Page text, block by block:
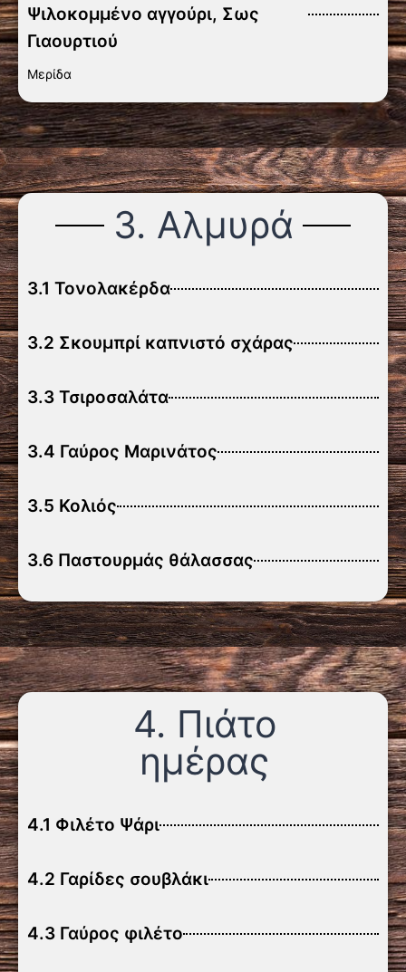
Ψιλοκομμένο αγγούρι, Σως
Γιαουρτιού
Μερίδα
3. Αλμυρά
3.1 Τονολακέρδα
3.2 Σκουμπρί καπνιστό σχάρας
3.3 Τσιροσαλάτα
3.4 Γαύρος Μαρινάτος
3.5 Κολιός
3.6 Παστουρμάς θάλασσας
4. Πιάτο
ημέρας
4.1 Φιλέτο Ψάρι
4.2 Γαρίδες σουβλάκι
4.3 Γαύρος φιλέτο